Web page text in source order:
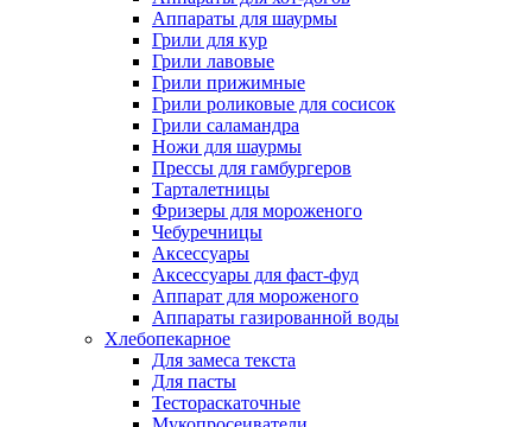
Аппараты для шаурмы
Грили для кур
Грили лавовые
Грили прижимные
Грили роликовые для сосисок
Грили саламандра
Ножи для шаурмы
Прессы для гамбургеров
Тарталетницы
Фризеры для мороженого
Чебуречницы
Аксессуары
Аксессуары для фаст-фуд
Аппарат для мороженого
Аппараты газированной воды
Хлебопекарное
Для замеса текста
Для пасты
Тестораскаточные